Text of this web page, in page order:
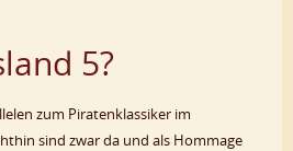
5?
zum Piratenklassiker im
sind zwar da und als Hommage